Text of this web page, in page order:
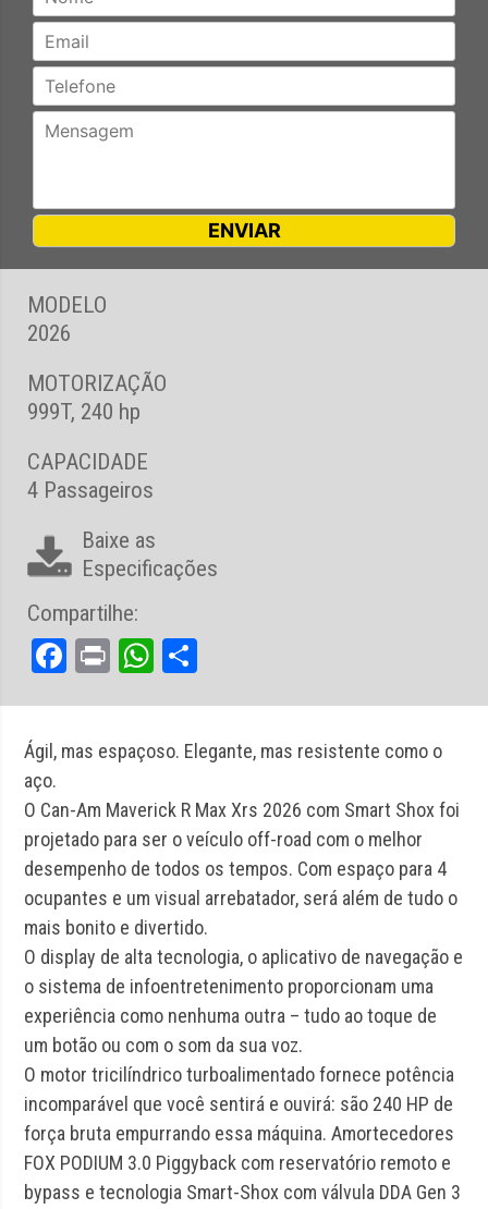
Ágil, mas espaçoso. Elegante, mas resistente como o
aço.
O Can-Am Maverick R Max Xrs 2026 com Smart Shox foi
projetado para ser o veículo off-road com o melhor
desempenho de todos os tempos. Com espaço para 4
ocupantes e um visual arrebatador, será além de tudo o
mais bonito e divertido.
O display de alta tecnologia, o aplicativo de navegação e
o sistema de infoentretenimento proporcionam uma
experiência como nenhuma outra – tudo ao toque de
um botão ou com o som da sua voz.
O motor tricilíndrico turboalimentado fornece potência
incomparável que você sentirá e ouvirá: são 240 HP de
força bruta empurrando essa máquina. Amortecedores
FOX PODIUM 3.0 Piggyback com reservatório remoto e
bypass e tecnologia Smart-Shox com válvula DDA Gen 3
MODELO
2026
MOTORIZAÇÃO
999T, 240 hp
CAPACIDADE
4 Passageiros
Baixe as
Especificações
Compartilhe:
Facebook
PrintWhatsApp